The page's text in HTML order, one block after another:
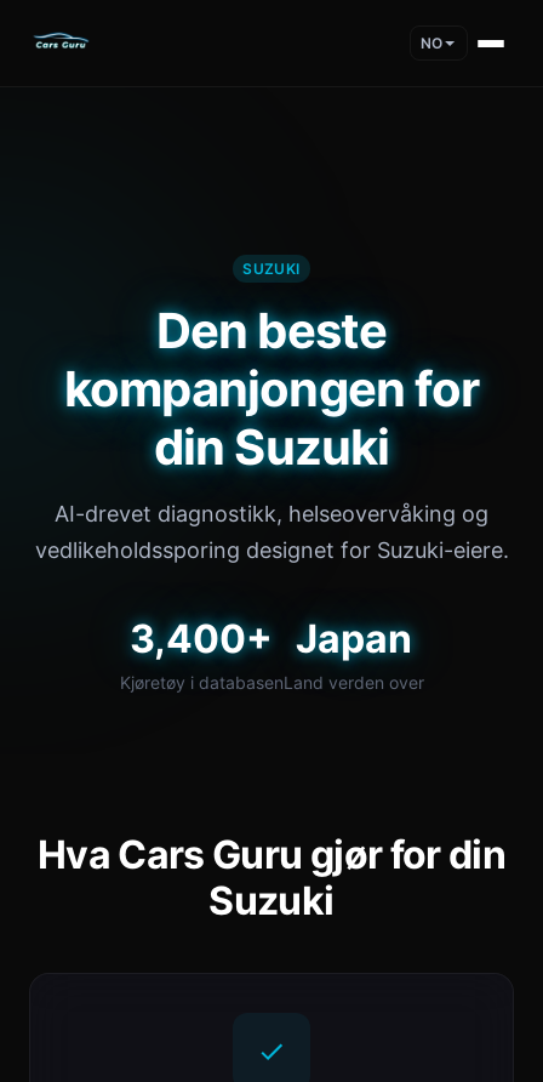
NO
SUZUKI
Den beste
kompanjongen for
din Suzuki
AI-drevet diagnostikk, helseovervåking og
vedlikeholdssporing designet for Suzuki-eiere.
3,400+
Kjøretøy i databasen
Japan
Land verden over
Hva Cars Guru gjør for din
Suzuki